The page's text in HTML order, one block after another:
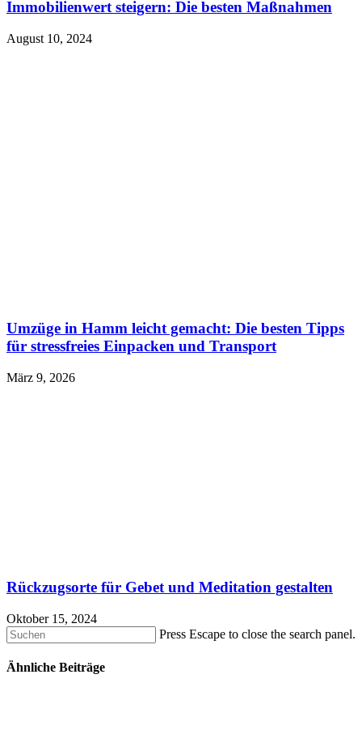
Immobilienwert steigern: Die besten Maßnahmen
August 10, 2024
Umzüge in Hamm leicht gemacht: Die besten Tipps
für stressfreies Einpacken und Transport
März 9, 2026
Rückzugsorte für Gebet und Meditation gestalten
Oktober 15, 2024
Press Escape to close the search panel.
Ähnliche Beiträge